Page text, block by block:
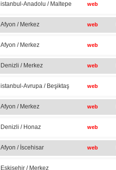
istanbul-Anadolu / Maltepe web
Afyon / Merkez web
Afyon / Merkez web
Denizli / Merkez web
istanbul-Avrupa / Beşiktaş web
Afyon / Merkez web
Denizli / Honaz web
Afyon / İscehisar web
Eskişehir / Merkez